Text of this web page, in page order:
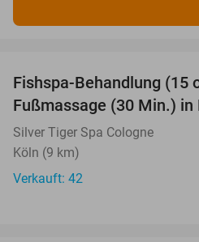
Fishspa-Behandlung (15
Fußmassage (30 Min.) in
Silver Tiger Spa Cologne
Köln (9 km)
Verkauft: 42